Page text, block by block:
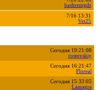
bashremgds
7/16 13:31
Vet25
Сегодня 19:21:08
rostovskiy
Сегодня 16:21:47
Floreal
Сегодня 15:33:05
Lamagra